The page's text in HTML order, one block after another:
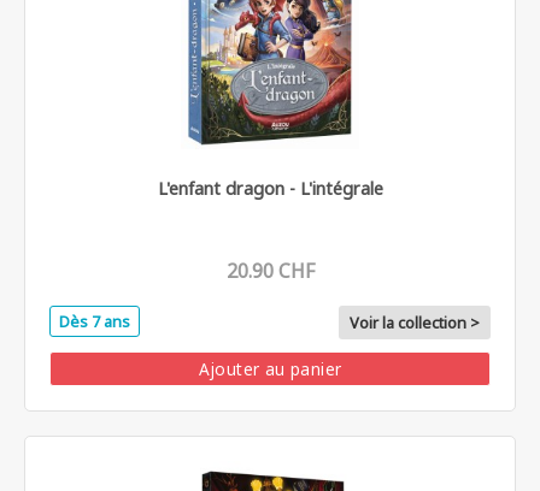
L'enfant dragon - L'intégrale
20.90 CHF
Dès 7 ans Voir la collection >
Ajouter au panier